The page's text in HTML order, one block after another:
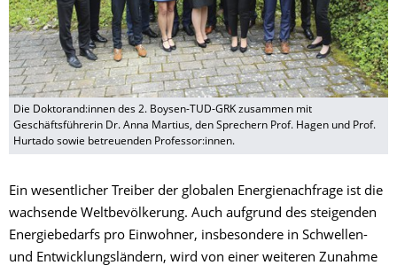
Die Doktorand:innen des 2. Boysen-TUD-GRK zusammen mit
Geschäftsführerin Dr. Anna Martius, den Sprechern Prof. Hagen und Prof.
Hurtado sowie betreuenden Professor:innen.
Ein wesentlicher Treiber der globalen Energienachfrage ist die
wachsende Weltbevölkerung. Auch aufgrund des steigenden
Energiebedarfs pro Einwohner, insbesondere in Schwellen-
und Entwicklungsländern, wird von einer weiteren Zunahme